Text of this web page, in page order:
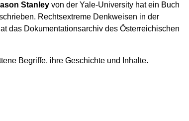
Stanleyvon der Yale-University hat ein Buch
Rechtsextreme Denkweisen in der
das Dokumentationsarchiv des Österreichischen
Begriffe, ihre Geschichte und Inhalte.